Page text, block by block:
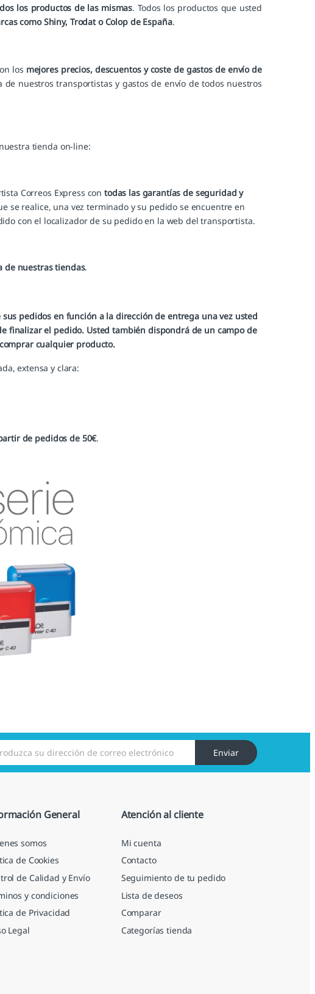
los productos de las mismas. Todos los productos que usted
comoShiny, TrodatoColopde España.
los mejores precios, descuentos y coste de gastos de envío de
nuestros transportistas y gastos de envío de todos nuestros
tienda on-line:
Correos Express con todas las garantías de seguridad y
se realice, una vez terminado y su pedido se encuentre en
con el localizador de su pedido en la web del transportista.
de nuestras tiendas.
pedidos en función a la dirección de entrega una vez usted
finalizar el pedido. Usted también dispondrá de un campo de
cualquier producto.
extensa y clara:
de pedidos de 50€.
Enviar
General
somos
de Cookies
de Calidad y Envío
y condiciones
de Privacidad
Legal
Atención al cliente
Mi cuenta
Contacto
Seguimiento de tu pedido
Lista de deseos
Comparar
Categorías tienda